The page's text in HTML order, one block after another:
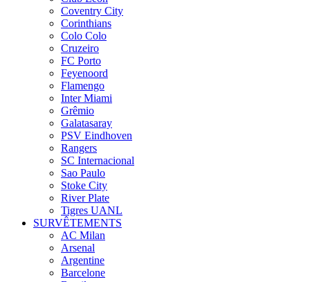
Coventry City
Corinthians
Colo Colo
Cruzeiro
FC Porto
Feyenoord
Flamengo
Inter Miami
Grêmio
Galatasaray
PSV Eindhoven
Rangers
SC Internacional
Sao Paulo
Stoke City
River Plate
Tigres UANL
SURVÊTEMENTS
AC Milan
Arsenal
Argentine
Barcelone